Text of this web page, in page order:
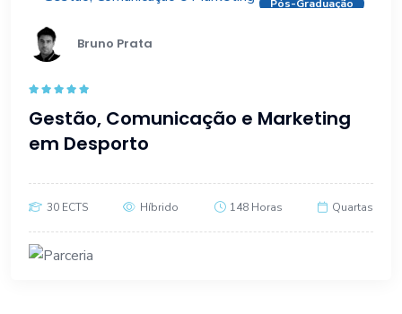
Pós-Graduação
Bruno Prata
out of 5
Gestão, Comunicação e Marketing
em Desporto
30 ECTS Híbrido 148 Horas Quartas